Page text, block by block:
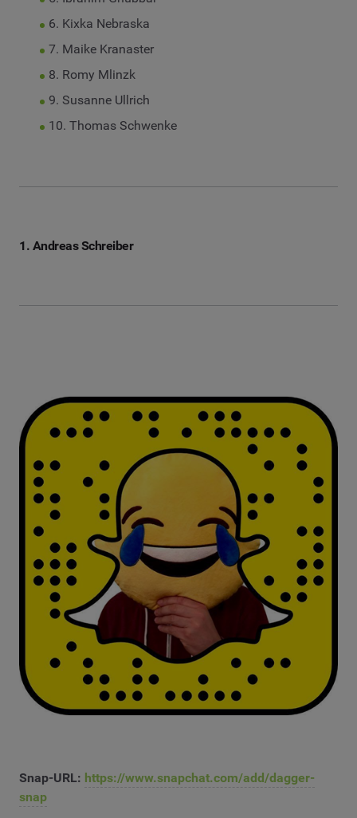
6. Kixka Nebraska
7. Maike Kranaster
8. Romy Mlinzk
9. Susanne Ullrich
10. Thomas Schwenke
1. Andreas Schreiber
Snap-URL: https://www.snapchat.com/add/dagger-
snap